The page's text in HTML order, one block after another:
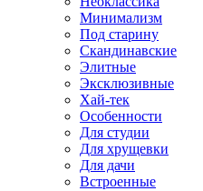
Минимализм
Под старину
Скандинавские
Элитные
Эксклюзивные
Хай-тек
Особенности
Для студии
Для хрущевки
Для дачи
Встроенные